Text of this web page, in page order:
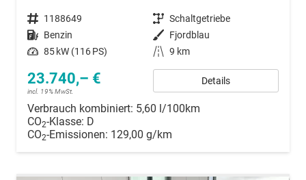
Fahrzeugnummer 1188649 Getriebe Schaltgetriebe
Kraftstoff Benzin Außenfarbe Fjordblau
Leistung 85 kW (116 PS) Kilometerstand 9 km
23.740,– €
incl. 19% MwSt.
Details
Verbrauch kombiniert: 5,60 l/100km
CO2-Klasse: D
CO2-Emissionen: 129,00 g/km